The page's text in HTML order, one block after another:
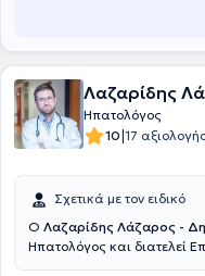
Λαζαρίδης
Ηπατολόγος
10|17
Σχετικά με τον ειδικό
Ο Λαζαρίδης Λάζαρος -
Ηπατολόγος και διατελεί